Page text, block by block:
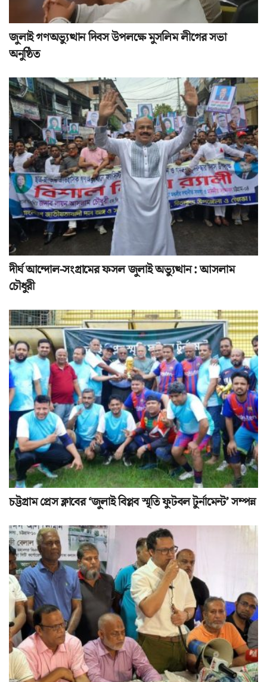
জুলাই গণঅভ্যুত্থান দিবস উপলক্ষে মুসলিম লীগের সভা
অনুষ্ঠিত
দীর্ঘ আন্দোল-সংগ্রামের ফসল জুলাই অভ্যুত্থান : আসলাম
চৌধুরী
চট্টগ্রাম প্রেস ক্লাবের ‘জুলাই বিপ্লব স্মৃতি ফুটবল টুর্নামেন্ট’ সম্পন্ন